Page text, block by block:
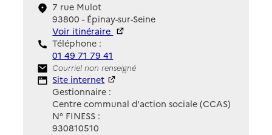
7 rue Mulot
93800 - Épinay-sur-Seine
Voir itinéraire
Téléphone :
01 49 71 79 41
Contact
Courriel non renseigné
Site Internet
Site internet
Gestionnaire :
Centre communal d'action sociale (CCAS)
N° FINESS :
930810510